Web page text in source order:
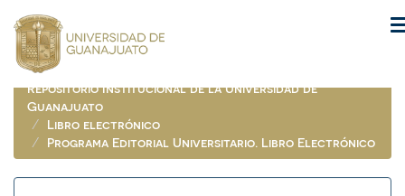
navigation
Repositorio Institucional de la Universidad de
Guanajuato
Libro electrónico
Programa Editorial Universitario. Libro Electrónico